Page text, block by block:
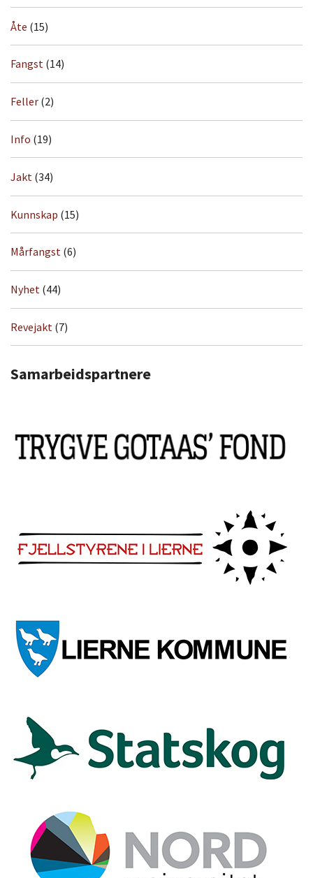
Åte (15)
Fangst (14)
Feller (2)
Info (19)
Jakt (34)
Kunnskap (15)
Mårfangst (6)
Nyhet (44)
Revejakt (7)
Samarbeidspartnere